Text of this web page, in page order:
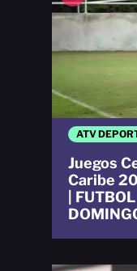
ATV
Juegos
Caribe
|